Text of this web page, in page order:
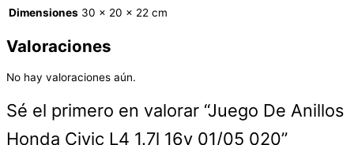
Dimensiones 30 × 20 × 22 cm
Valoraciones
No hay valoraciones aún.
Sé el primero en valorar “Juego De Anillos
Honda Civic L4 1.7l 16v 01/05 020”